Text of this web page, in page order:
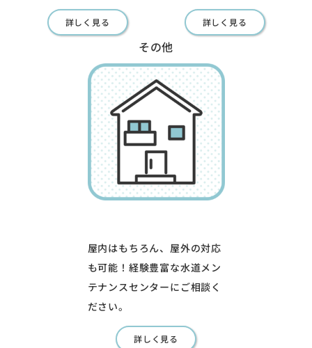
詳しく見る 詳しく見る
その他
屋内はもちろん、屋外の対応
も可能！経験豊富な水道メン
テナンスセンターにご相談く
ださい。
詳しく見る